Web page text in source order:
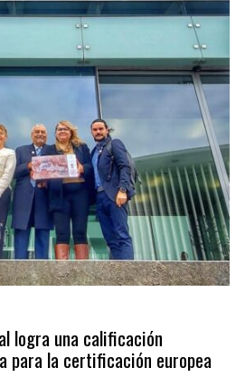
logra una calificación
para la certificación europea